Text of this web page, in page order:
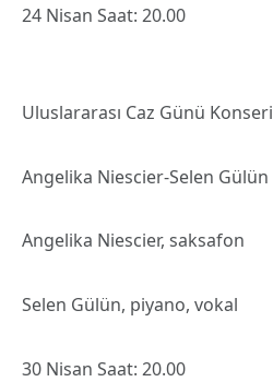
24 Nisan Saat: 20.00
Uluslararası Caz Günü Konseri
Angelika Niescier-Selen Gülün
Angelika Niescier, saksafon
Selen Gülün, piyano, vokal
30 Nisan Saat: 20.00